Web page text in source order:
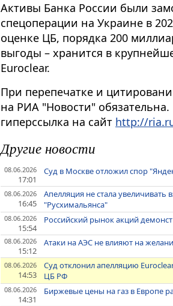
Активы Банка России были
спецоперации на Украине в
оценке ЦБ, порядка 200
выгоды – хранится в
Euroclear.
При перепечатке и
на РИА "Новости"
гиперссылка на сайт http://
Другие новости
08.06.2026
17:01
Суд в Москве отложил спор
08.06.2026
16:45
Апелляция не стала увеличивать
"Русхимальянса"
08.06.2026
15:54
Российский рынок акций
08.06.2026
15:12
Атаки на АЭС не влияют на
08.06.2026
14:53
Суд отклонил апелляцию
ЦБ РФ
08.06.2026
14:31
Биржевые цены на газ в Европе